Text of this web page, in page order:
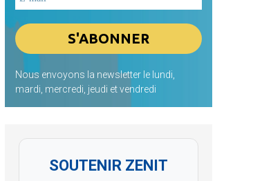
Nous envoyons la newsletter le lundi,
mardi, mercredi, jeudi et vendredi
SOUTENIR ZENIT